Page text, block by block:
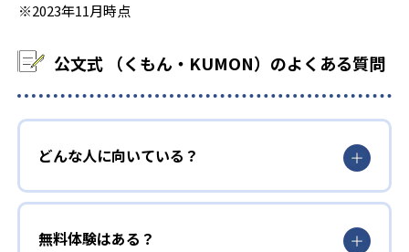
※2023年11月時点
公文式 （くもん・KUMON）のよくある質問
どんな人に向いている？
無料体験はある？